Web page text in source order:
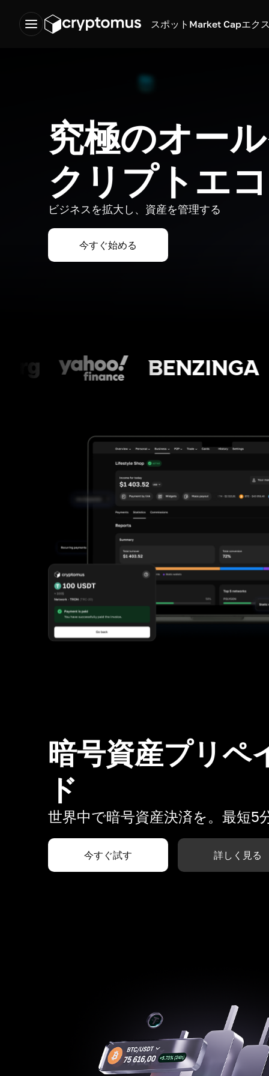
スポット Market Capエク
究極のオー
クリプトエ
ビジネスを拡大し、資産を管理する
今すぐ始める
暗号資産プリペ
ド
世界中で暗号資産決済を。最短5
今すぐ試す 詳しく見る